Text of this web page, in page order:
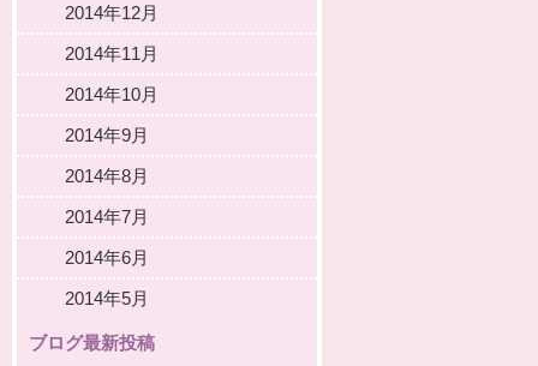
2014年12月
2014年11月
2014年10月
2014年9月
2014年8月
2014年7月
2014年6月
2014年5月
ブログ最新投稿